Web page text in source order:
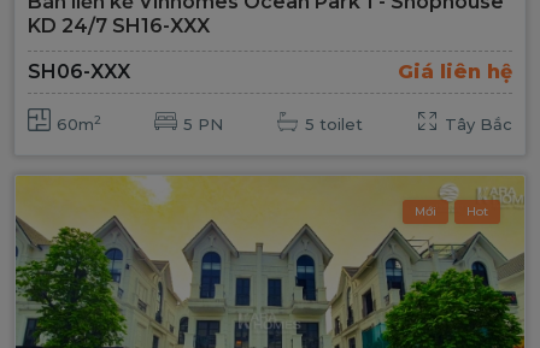
KD 24/7 SH16-XXX
SH06-XXX
Giá liên hệ
60m2 5 PN 5 toilet Tây Bắc
Mới Hot